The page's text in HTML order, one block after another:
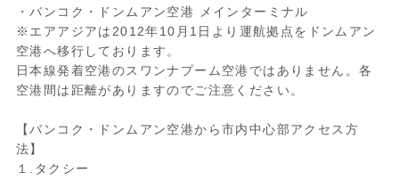
・バンコク・ドンムアン空港 メインターミナル
※エアアジアは2012年10月1日より運航拠点をドンムアン
空港へ移行しております。
日本線発着空港のスワンナプーム空港ではありません。各
空港間は距離がありますのでご注意ください。
【バンコク・ドンムアン空港から市内中心部アクセス方
法】
１.タクシー